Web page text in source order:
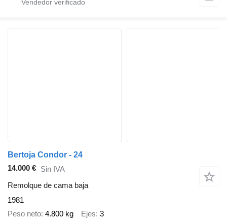
Bertoja Condor - 24
14.000 € Sin IVA
Remolque de cama baja
1981
Peso neto 4.800 kg Ejes 3